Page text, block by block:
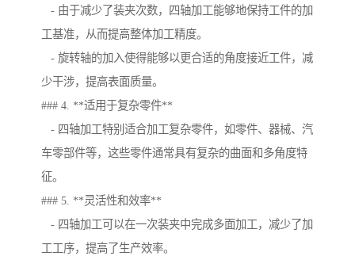
- 由于减少了装夹次数，四轴加工能够地保持工件的加
工基准，从而提高整体加工精度。
- 旋转轴的加入使得能够以更合适的角度接近工件，减
少干涉，提高表面质量。
### 4. **适用于复杂零件**
- 四轴加工特别适合加工复杂零件，如零件、器械、汽
车零部件等，这些零件通常具有复杂的曲面和多角度特
征。
### 5. **灵活性和效率**
- 四轴加工可以在一次装夹中完成多面加工，减少了加
工工序，提高了生产效率。